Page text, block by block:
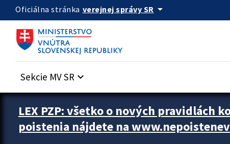
Preskocit na hlavný obsah
Oficiálna stránka verejnej správy SR arrow_drop_down
Sekcie MV SR keyboard_arrow_down
Zastavit automatický posun upútavok
LEX PZP: všetko o nových pravidlách
poistenia nájdete na